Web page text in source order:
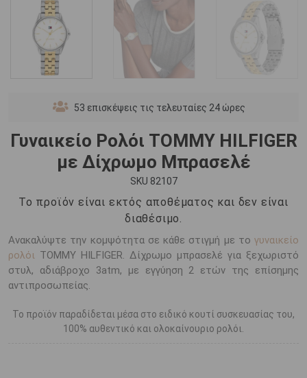
53 επισκέψεις τις τελευταίες 24 ώρες
Γυναικείο Ρολόι TOMMY HILFIGER
με Δίχρωμο Μπρασελέ
SKU 82107
Το προϊόν είναι εκτός αποθέματος και δεν είναι
διαθέσιμο.
Ανακαλύψτε την κομψότητα σε κάθε στιγμή με το γυναικείο
ρολόι TOMMY HILFIGER. Δίχρωμο μπρασελέ για ξεχωριστό
στυλ, αδιάβροχο 3atm, με εγγύηση 2 ετών της επίσημης
αντιπροσωπείας.
Το προϊόν παραδίδεται μέσα στο ειδικό κουτί συσκευασίας του,
100% αυθεντικό και ολοκαίνουριο ρολόι.